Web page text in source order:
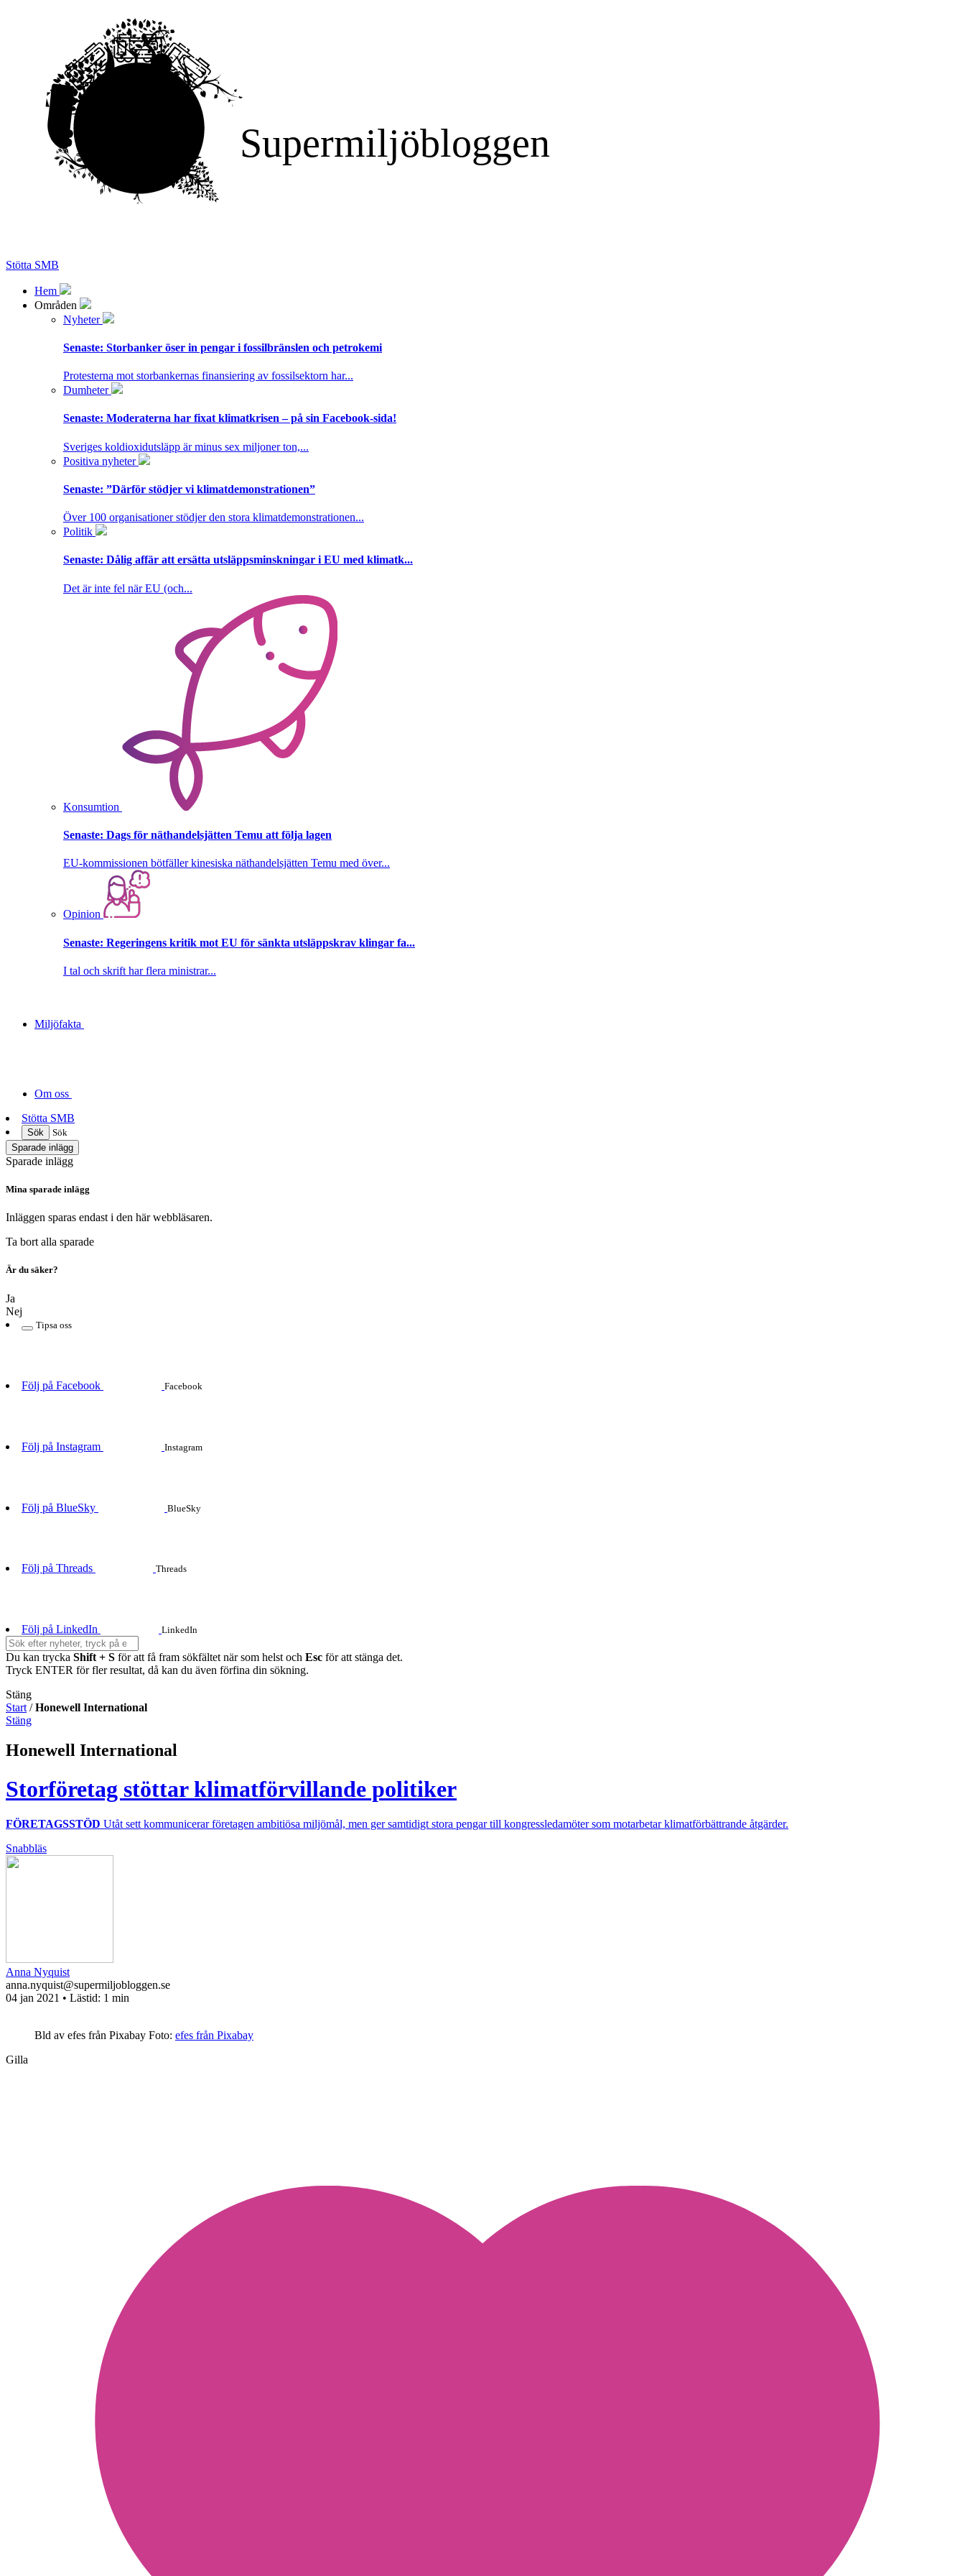
Supermiljöbloggen
Stötta SMB
Hem
Områden
Nyheter
Senaste: Storbanker öser in pengar i fossilbränslen och petrokemi
Protesterna mot storbankernas finansiering av fossilsektorn har...
Dumheter
Senaste: Moderaterna har fixat klimatkrisen – på sin Facebook-sida!
Sveriges koldioxidutsläpp är minus sex miljoner ton,...
Positiva nyheter
Senaste: ”Därför stödjer vi klimatdemonstrationen”
Över 100 organisationer stödjer den stora klimatdemonstrationen...
Politik
Senaste: Dålig affär att ersätta utsläppsminskningar i EU med klimatk...
Det är inte fel när EU (och...
Konsumtion
Senaste: Dags för näthandelsjätten Temu att följa lagen
EU-kommissionen bötfäller kinesiska näthandelsjätten Temu med över...
Opinion
Senaste: Regeringens kritik mot EU för sänkta utsläppskrav klingar fa...
I tal och skrift har flera ministrar...
Miljöfakta
Om oss
Stötta SMB
Sök
Sök
Sparade inlägg
Sparade inlägg
Mina sparade inlägg
Inläggen sparas endast i den här webbläsaren.
Ta bort alla sparade
Är du säker?
Ja
Nej
Tipsa oss
Följ på Facebook Facebook
Följ på Instagram Instagram
Följ på BlueSky BlueSky
Följ på Threads Threads
Följ på LinkedIn LinkedIn
Du kan trycka Shift + S för att få fram sökfältet när som helst och Esc för att stänga det.
Tryck ENTER för fler resultat, då kan du även förfina din sökning.
Stäng
Start /Honewell International
Stäng
Honewell International
Storföretag stöttar klimatförvillande politiker
FÖRETAGSSTÖD Utåt sett kommunicerar företagen ambitiösa miljömål, men ger samtidigt stora pengar till kongressledamöter som motarbetar klimatförbättrande åtgärder.
Snabbläs
Anna Nyquist
anna.nyquist@supermiljobloggen.se
04 jan 2021 • Lästid: 1 min
Bld av efes från Pixabay Foto: efes från Pixabay
Gilla